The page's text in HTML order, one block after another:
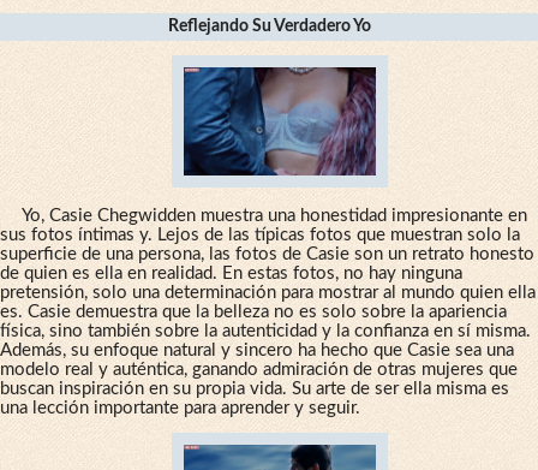
Reflejando Su Verdadero Yo
Yo, Casie Chegwidden muestra una honestidad impresionante en
sus fotos íntimas y. Lejos de las típicas fotos que muestran solo la
superficie de una persona, las fotos de Casie son un retrato honesto
de quien es ella en realidad. En estas fotos, no hay ninguna
pretensión, solo una determinación para mostrar al mundo quien ella
es. Casie demuestra que la belleza no es solo sobre la apariencia
física, sino también sobre la autenticidad y la confianza en sí misma.
Además, su enfoque natural y sincero ha hecho que Casie sea una
modelo real y auténtica, ganando admiración de otras mujeres que
buscan inspiración en su propia vida. Su arte de ser ella misma es
una lección importante para aprender y seguir.